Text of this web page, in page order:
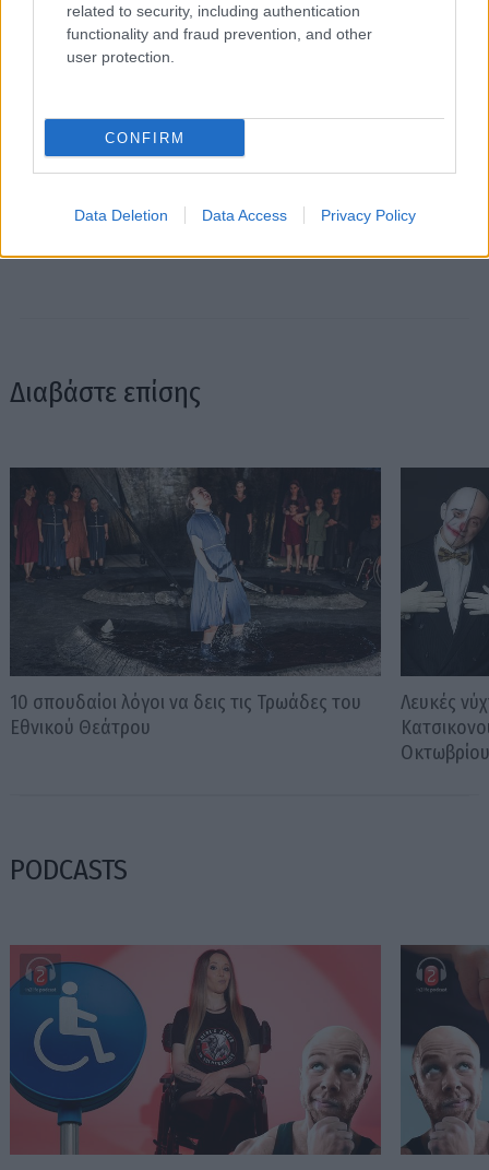
related to security, including authentication
functionality and fraud prevention, and other
user protection.
CONFIRM
Data Deletion Data Access Privacy Policy
Γεννήθηκε τον Νοέμβριο του 2005, βρήκε τον δρόμο της
(μαζί με την έμπνευση) στα στενά της Αθήνας, κι από τότε
Αμετανόητα περίεργη, θα πάει με την ίδια ευκολία σε
συνοικιακά κουτούκια και σε τρέντι μπαρ, και θα σου μιλήσει
και τις τελευταίες τάσεις σε διατροφή και άσκηση. Υπόσχεται
Διαβάστε επίσης
10 σπουδαίοι λόγοι να δεις τις Τρωάδες του
Εθνικού Θεάτρου
Λευκές
PODCASTS